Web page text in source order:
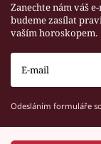
Zanechte nám váš
budeme zasílat
vaším horoskopem.
Odesláním formuláře